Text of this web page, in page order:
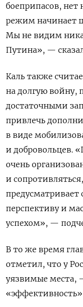
боеприпасов, нет
режим начинает
Мы не видим
Путина», —
Каль также
на долгую войну,
достаточными
привлечь
в виде
и добровольцев. «
очень
и
предусматривает
перспективу и
успехом», —
В то же время
отметил, что у
уязвимые места,